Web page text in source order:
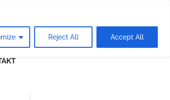
Reject All Accept All